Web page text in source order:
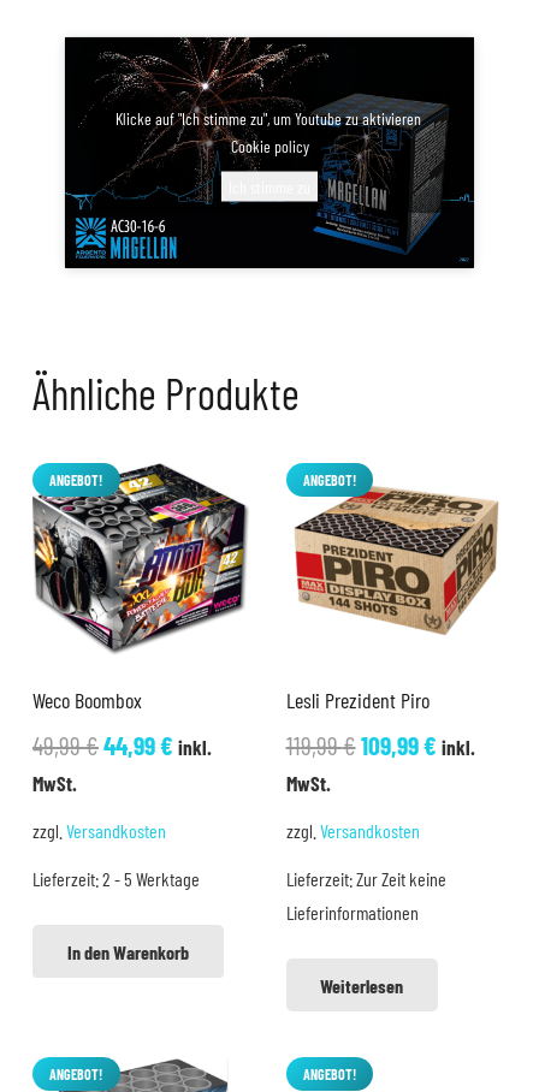
Klicke auf "Ich stimme zu", um Youtube zu aktivieren
Cookie policy
Ähnliche Produkte
ANGEBOT!
Weco Boombox
49,99€Ursprünglicher
44,99€Aktueller
inkl.
MwSt.
zzgl. Versandkosten
Lieferzeit:2 - 5 Werktage
In den Warenkorb
ANGEBOT!
Lesli Prezident Piro
119,99€Ursprünglicher
109,99€Aktueller
inkl.
MwSt.
zzgl. Versandkosten
Lieferzeit:Zur Zeit keine
Lieferinformationen
Weiterlesen
ANGEBOT! ANGEBOT!